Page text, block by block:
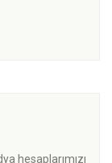
hesaplarımızı